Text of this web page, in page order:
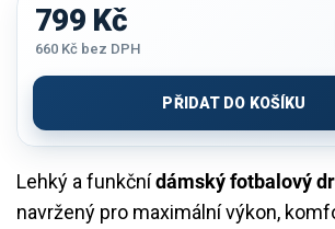
Lehký a funkčnídámský fotbalový
navržený pro maximální výkon,
799 Kč
660 Kč bez DPH
cena:
PŘIDAT DO KOŠÍKU